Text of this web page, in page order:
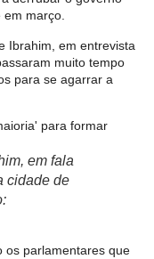
em março.
Ibrahim, em entrevista
muito tempo
para se agarrar a
em fala
cidade de
os parlamentares que